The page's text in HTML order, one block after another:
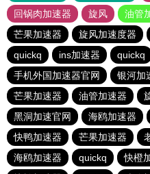
回锅肉加速器
旋风 油管
芒果加速器
旋风加速度器
quickq
ins加速器 quickq
手机外国加速器官网
银河加
芒果加速器
油管加速器
黑洞加速官网
海鸥加速器
快鸭加速器
芒果加速器
海鸥加速器
quickq 快橙